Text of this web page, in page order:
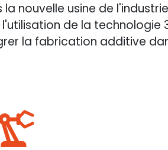
la nouvelle usine de
de la
la fabrication additive